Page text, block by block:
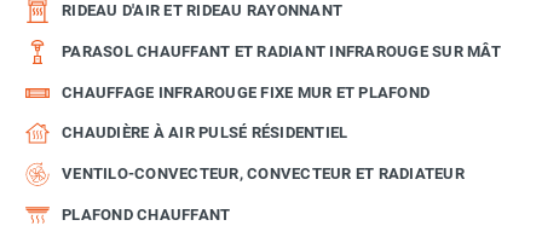
RIDEAU D'AIR ET RIDEAU RAYONNANT
PARASOL CHAUFFANT ET RADIANT INFRAROUGE SUR MÂT
CHAUFFAGE INFRAROUGE FIXE MUR ET PLAFOND
CHAUDIÈRE À AIR PULSÉ RÉSIDENTIEL
VENTILO-CONVECTEUR, CONVECTEUR ET RADIATEUR
PLAFOND CHAUFFANT